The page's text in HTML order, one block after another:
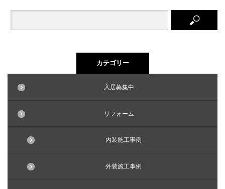
カテゴリー
入居募集中
リフォーム
内装施工事例
外装施工事例